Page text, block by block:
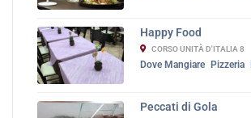
Happy Food
CORSO UNITÀ D'ITALIA 8
Dove Mangiare Pizzeria
Peccati di Gola